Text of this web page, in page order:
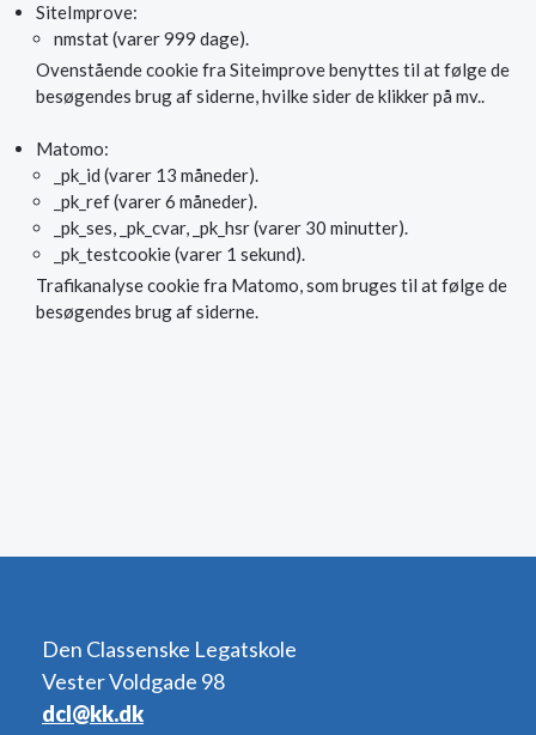
SiteImprove:
nmstat (varer 999 dage).
Ovenstående cookie fra Siteimprove benyttes til at følge de
besøgendes brug af siderne, hvilke sider de klikker på mv..
Matomo:
_pk_id (varer 13 måneder).
_pk_ref (varer 6 måneder).
_pk_ses, _pk_cvar, _pk_hsr (varer 30 minutter).
_pk_testcookie (varer 1 sekund).
Trafikanalyse cookie fra Matomo, som bruges til at følge de
besøgendes brug af siderne.
Den Classenske Legatskole
Vester Voldgade 98
dcl@kk.dk